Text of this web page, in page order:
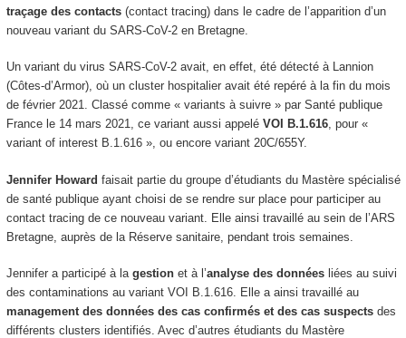
traçage des contacts(contact tracing) dans le cadre de l’apparition d’un
nouveau variant du SARS-CoV-2 en Bretagne.
Un variant du virus SARS-CoV-2 avait, en effet, été détecté à Lannion
(Côtes-d’Armor), où un cluster hospitalier avait été repéré à la fin du mois
de février 2021. Classé comme « variants à suivre » par Santé publique
France le 14 mars 2021, ce variant aussi appelé VOI B.1.616, pour «
variant of interest B.1.616 », ou encore variant 20C/655Y.
Jennifer Howard faisait partie du groupe d’étudiants du Mastère spécialisé
de santé publique ayant choisi de se rendre sur place pour participer au
contact tracingde ce nouveau variant. Elle ainsi travaillé au sein de l’ARS
Bretagne, auprès de la Réserve sanitaire, pendant trois semaines.
Jennifer a participé à la gestionet à l’analyse des donnéesliées au suivi
des contaminations au variant VOI B.1.616. Elle a ainsi travaillé au
management des données des cas confirmés et des cas suspectsdes
différents clusters identifiés. Avec d’autres étudiants du Mastère